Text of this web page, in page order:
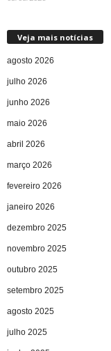
Veja mais notícias
agosto 2026
julho 2026
junho 2026
maio 2026
abril 2026
março 2026
fevereiro 2026
janeiro 2026
dezembro 2025
novembro 2025
outubro 2025
setembro 2025
agosto 2025
julho 2025